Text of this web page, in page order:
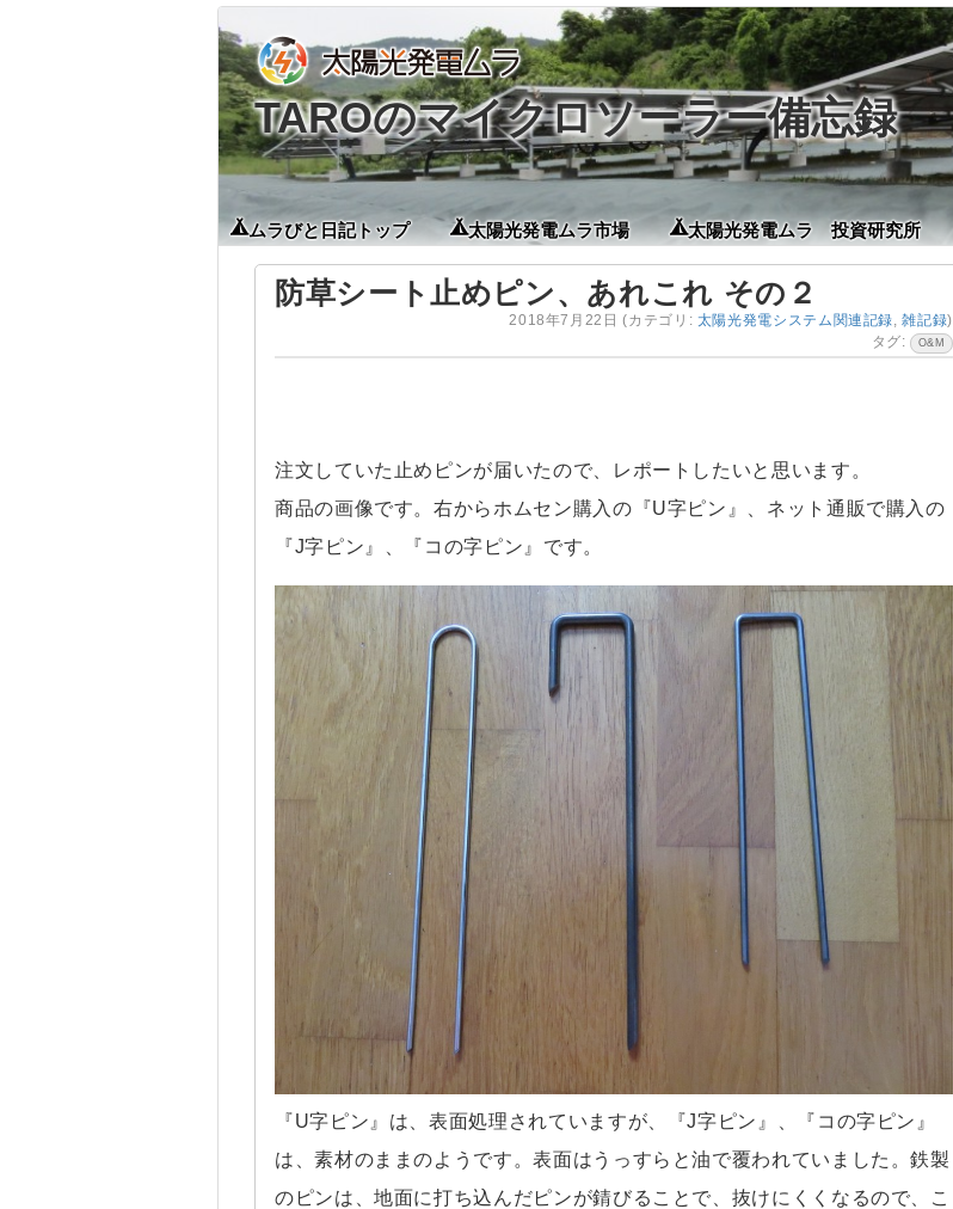
TAROのマイクロソーラー備忘録
ムラびと日記トップ 太陽光発電ムラ市場 太陽光発電ムラ 投資研究所
防草シート止めピン、あれこれ その２
2018年7月22日 (カテゴリ: 太陽光発電システム関連記録,雑記録)
タグ:
O&M
注文していた止めピンが届いたので、レポートしたいと思います。
商品の画像です。右からホムセン購入の『U字ピン』、ネット通販で購入の
『J字ピン』、『コの字ピン』です。
『U字ピン』は、表面処理されていますが、『J字ピン』、『コの字ピン』
は、素材のままのようです。表面はうっすらと油で覆われていました。鉄製
のピンは、地面に打ち込んだピンが錆びることで、抜けにくくなるので、こ